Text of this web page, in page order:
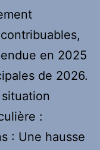
en 2025
de 2026.
:
: Une hausse